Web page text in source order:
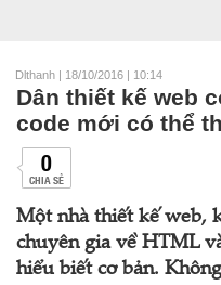
Dlthanh | 18/10/2016 | 10:14
Dân thiết kế web
code mới có thể
0
CHIA SẺ
Một nhà thiết kế web,
chuyên gia về HTML
hiểu biết cơ bản.